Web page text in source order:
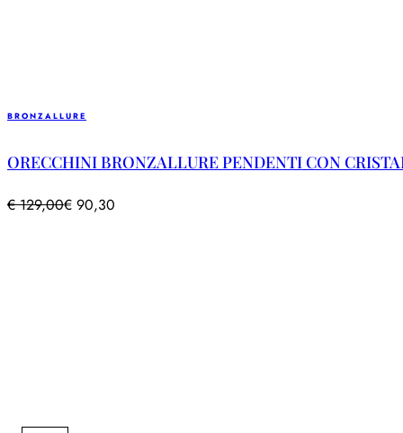
BRONZALLURE
ORECCHINI BRONZALLURE PENDENTI CON
€129,00€ 90,30